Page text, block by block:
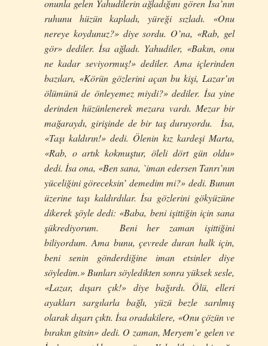
onunla gelen Yahudilerin ağladığını gören İsa’nın
ruhunu hüzün kapladı, yüreği sızladı. «Onu
nereye koydunuz?» diye sordu. O’na, «Rab, gel
gör» dediler. İsa ağladı. Yahudiler, «Bakın, onu
ne kadar seviyormuş!» dediler. Ama içlerinden
bazıları, «Körün gözlerini açan bu kişi, Lazar’ın
ölümünü de önleyemez miydi?» dediler. İsa yine
derinden hüzünlenerek mezara vardı. Mezar bir
mağaraydı, girişinde de bir taş duruyordu. İsa,
«Taşı kaldırın!» dedi. Ölenin kız kardeşi Marta,
«Rab, o artık kokmuştur, öleli dört gün oldu»
dedi. İsa ona, «Ben sana, `iman edersen Tanrı’nın
yüceliğini göreceksin’ demedim mi?» dedi. Bunun
üzerine taşı kaldırdılar. İsa gözlerini gökyüzüne
dikerek şöyle dedi: «Baba, beni işittiğin için sana
şükrediyorum. Beni her zaman işittiğini
biliyordum. Ama bunu, çevrede duran halk için,
beni senin gönderdiğine iman etsinler diye
söyledim.» Bunları söyledikten sonra yüksek sesle,
«Lazar, dışarı çık!» diye bağırdı. Ölü, elleri
ayakları sargılarla bağlı, yüzü bezle sarılmış
olarak dışarı çıktı. İsa oradakilere, «Onu çözün ve
bırakın gitsin» dedi. O zaman, Meryem’e gelen ve